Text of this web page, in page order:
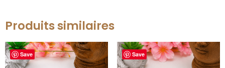
Produits similaires
Save Save